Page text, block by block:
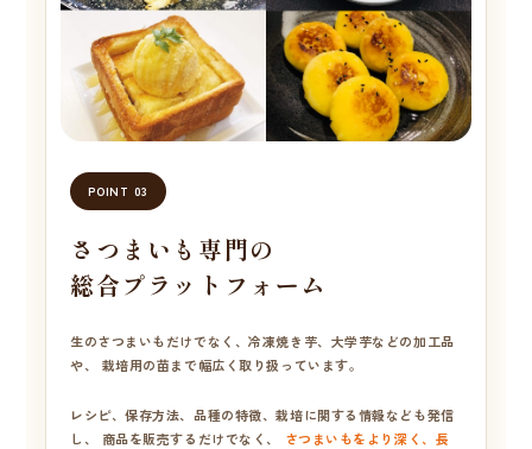
POINT 03
さつまいも専門の
総合プラットフォーム
生のさつまいもだけでなく、冷凍焼き芋、大学芋などの加工品
や、 栽培用の苗まで幅広く取り扱っています。
レシピ、保存方法、品種の特徴、栽培に関する情報なども発信
し、 商品を販売するだけでなく、 さつまいもをより深く、長